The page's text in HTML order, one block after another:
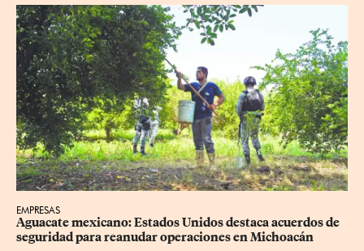
EMPRESAS
Aguacate mexicano: Estados Unidos destaca acuerdos de
seguridad para reanudar operaciones en Michoacán